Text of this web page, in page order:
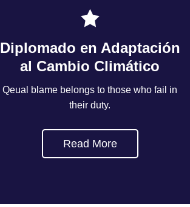
Diplomado en Adaptación
al Cambio Climático
Qeual blame belongs to those who fail in
their duty.
Read More
Diplomado en Adaptación
al Cambio Climático
Qeual blame belongs to those who fail in
their duty.
Read More